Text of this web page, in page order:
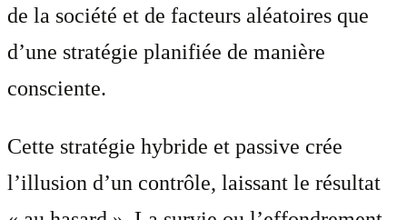
de la société et de facteurs aléatoires que
d’une stratégie planifiée de manière
consciente.
Cette stratégie hybride et passive crée
l’illusion d’un contrôle, laissant le résultat